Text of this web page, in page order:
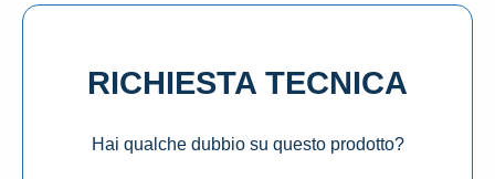
RICHIESTA TECNICA
Hai qualche dubbio su questo prodotto?